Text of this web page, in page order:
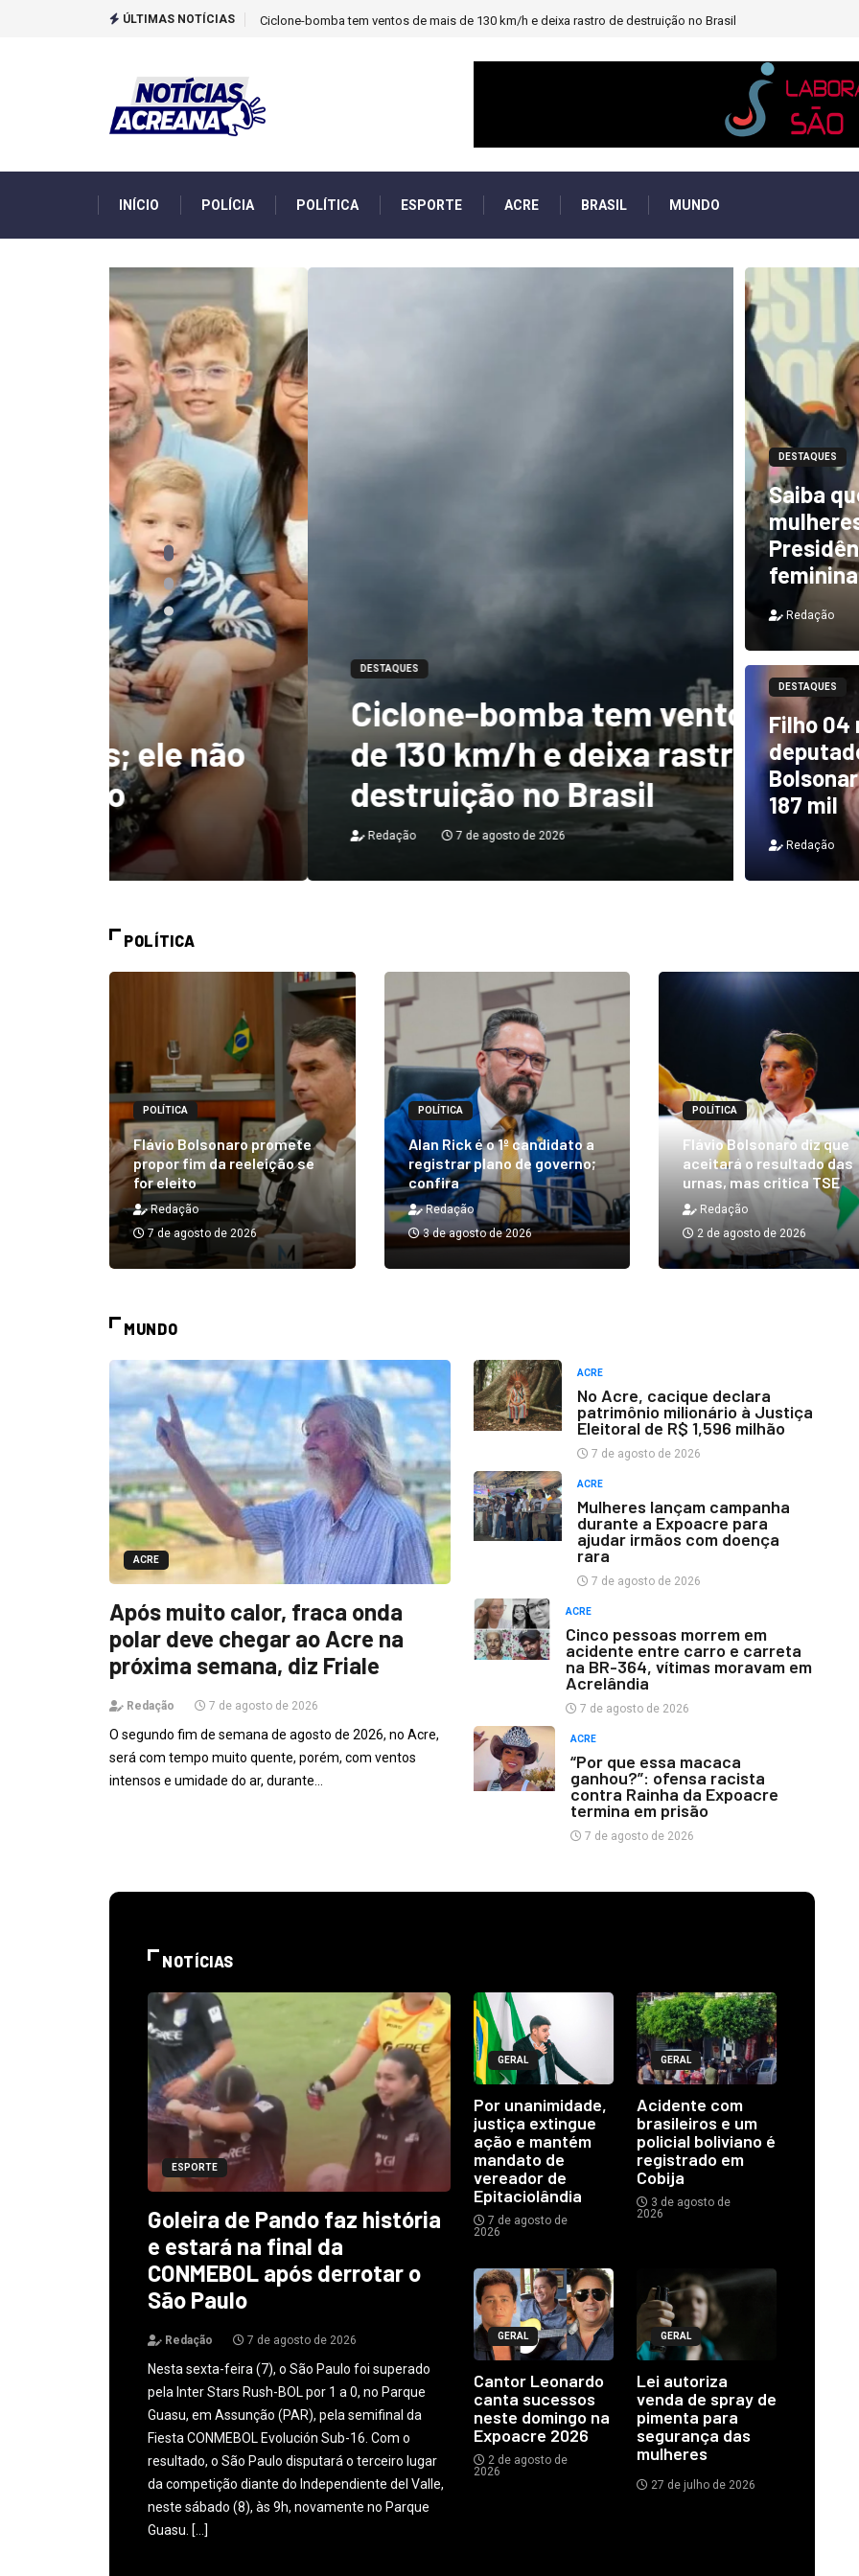
ÚLTIMAS NOTÍCIAS TCU identificou desvios de dinheiro e PF investigará emendas Pix
INÍCIO POLÍCIA POLÍTICA ESPORTE ACRE BRASIL MUNDO
DESTAQUES
Ciclone-bomba tem ventos de mais
de 130 km/h e deixa rastro de
destruição no Brasil
7 de agosto de 2026
TCU
e PF
DESTAQUES
Saiba
Redação
DESTAQUES
Filho 04
187 mil
Redação
POLÍTICA
POLÍTICA
Flávio Bolsonaro promete
propor fim da reeleição se
for eleito
Redação
7 de agosto de 2026
POLÍTICA
Alan Rick é o 1º candidato a
registrar plano de governo;
confira
Redação
3 de agosto de 2026
POLÍTICA
Flávio Bolsonaro diz que
aceitará o resultado das
urnas, mas critica TSE
Redação
2 de agosto de 2026
MUNDO
ACRE
Após muito calor, fraca onda
polar deve chegar ao Acre na
próxima semana, diz Friale
Redação 7 de agosto de 2026
O segundo fim de semana de agosto de 2026, no Acre,
será com tempo muito quente, porém, com ventos
intensos e umidade do ar, durante…
ACRE
No Acre, cacique declara
patrimônio milionário à Justiça
Eleitoral de R$ 1,596 milhão
7 de agosto de 2026
ACRE
Mulheres lançam campanha
durante a Expoacre para
ajudar irmãos com doença
rara
7 de agosto de 2026
ACRE
Cinco pessoas morrem em
acidente entre carro e carreta
na BR-364, vítimas moravam em
Acrelândia
7 de agosto de 2026
ACRE
“Por que essa macaca
ganhou?”: ofensa racista
contra Rainha da Expoacre
termina em prisão
7 de agosto de 2026
NOTÍCIAS
ESPORTE
Goleira de Pando faz história
e estará na final da
CONMEBOL após derrotar o
São Paulo
Redação 7 de agosto de 2026
Nesta sexta-feira (7), o São Paulo foi superado
pela Inter Stars Rush-BOL por 1 a 0, no Parque
Guasu, em Assunção (PAR), pela semifinal da
Fiesta CONMEBOL Evolución Sub-16. Com o
resultado, o São Paulo disputará o terceiro lugar
da competição diante do Independiente del Valle,
neste sábado (8), às 9h, novamente no Parque
Guasu. […]
GERAL
Por unanimidade,
justiça extingue
ação e mantém
mandato de
vereador de
Epitaciolândia
7 de agosto de
2026
GERAL
Acidente com
brasileiros e um
policial boliviano é
registrado em
Cobija
3 de agosto de
2026
GERAL
Cantor Leonardo
canta sucessos
neste domingo na
Expoacre 2026
2 de agosto de
2026
GERAL
Lei autoriza
venda de spray de
pimenta para
segurança das
mulheres
27 de julho de 2026